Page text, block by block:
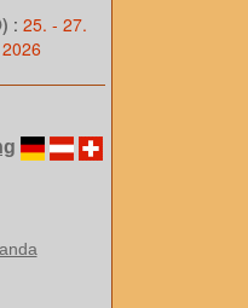
: 25. - 27.